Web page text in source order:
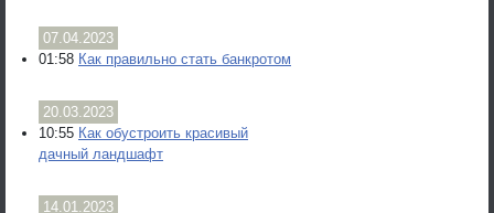
07.04.2023
01:58 Как правильно стать банкротом
20.03.2023
10:55 Как обустроить красивый
дачный ландшафт
14.01.2023